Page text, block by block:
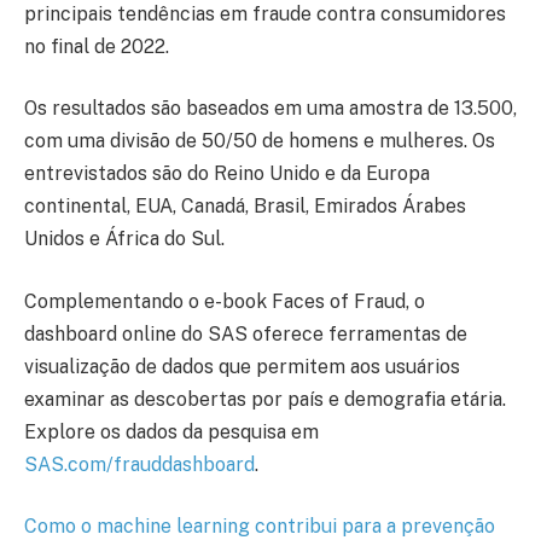
principais tendências em fraude contra consumidores
no final de 2022.
Os resultados são baseados em uma amostra de 13.500,
com uma divisão de 50/50 de homens e mulheres. Os
entrevistados são do Reino Unido e da Europa
continental, EUA, Canadá, Brasil, Emirados Árabes
Unidos e África do Sul.
Complementando o e-book Faces of Fraud, o
dashboard online do SAS oferece ferramentas de
visualização de dados que permitem aos usuários
examinar as descobertas por país e demografia etária.
Explore os dados da pesquisa em
SAS.com/frauddashboard.
Como o machine learning contribui para a prevenção